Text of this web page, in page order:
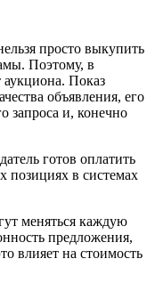
просто выкупить
Поэтому, в
аукциона. Показ
объявления, его
запроса и, конечно
готов оплатить
позициях в системах
меняться каждую
предложения,
влияет на стоимость